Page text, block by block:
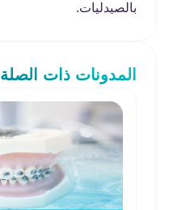
بالصيدليات.
المدونات ذات الصلة